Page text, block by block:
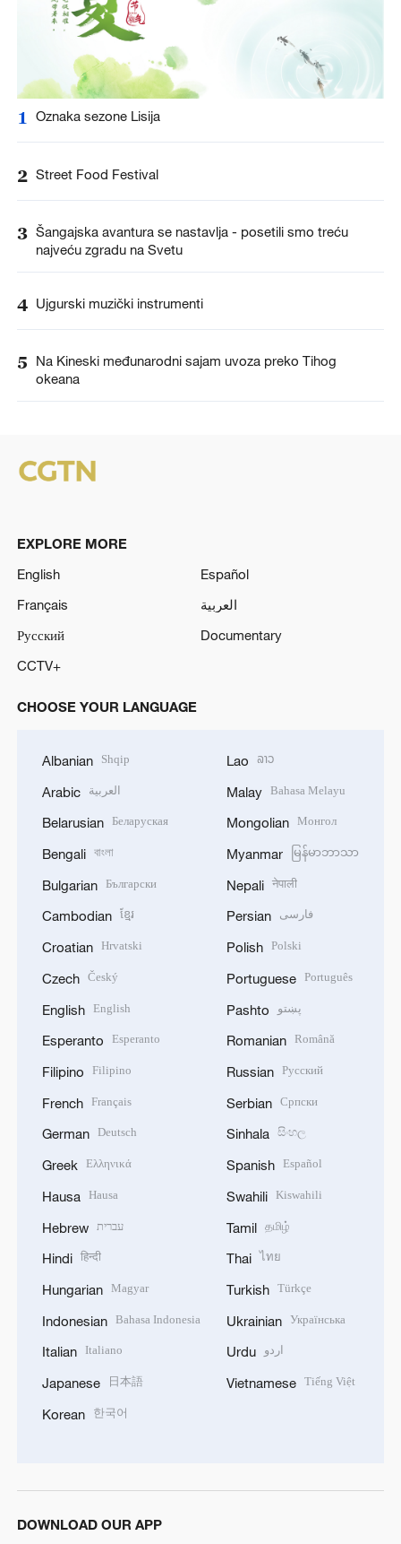
1 Oznaka sezone Lisija
2 Street Food Festival
3 Šangajska avantura se nastavlja - posetili smo treću
najveću zgradu na Svetu
4 Ujgurski muzički instrumenti
5
Na Kineski međunarodni sajam uvoza preko Tihog
okeana
EXPLORE MORE
English
Español
Français
العربية
Русский
Documentary
CCTV+
CHOOSE YOUR LANGUAGE
Albanian Shqip
Arabic العربية
Belarusian Беларуская
Bengali বাংলা
Bulgarian Български
Cambodian ខ្មែរ
Croatian Hrvatski
Czech Český
English English
Esperanto Esperanto
Filipino Filipino
French Français
German Deutsch
Greek Ελληνικά
Hausa Hausa
Hebrew עברית
Hindi हिन्दी
Hungarian Magyar
Indonesian Bahasa Indonesia
Italian Italiano
Japanese 日本語
Korean 한국어
Lao ລາວ
Malay Bahasa Melayu
Mongolian Монгол
Myanmar မြန်မာဘာသာ
Nepali नेपाली
Persian فارسی
Polish Polski
Portuguese Português
Pashto پښتو
Romanian Română
Russian Русский
Serbian Српски
Sinhala සිංහල
Spanish Español
Swahili Kiswahili
Tamil தமிழ்
Thai ไทย
Turkish Türkçe
Ukrainian Українська
Urdu اردو
Vietnamese Tiếng Việt
DOWNLOAD OUR APP